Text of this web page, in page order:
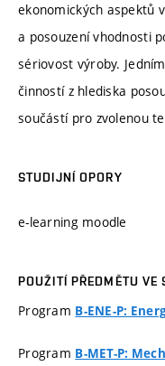
ekonomických aspektů
a posouzení vhodnosti
sériovost výroby.
činností z hlediska
součástí pro zvolenou
STUDIJNÍ OPORY
e-learning moodle
POUŽITÍ PŘEDMĚTU VE
Program B-ENE-P:
Program B-MET-P: